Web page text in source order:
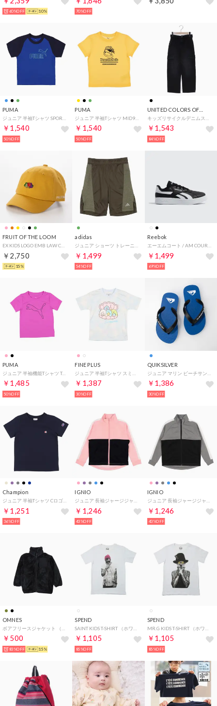
60%OFF 10% 70%OFF
PUMA
￥1,540
50%OFF
PUMA
￥1,540
50%OFF
￥1,543
84%OFF
FRUIT OF THE LOOM
￥2,750
15%
adidas
￥1,499
54%OFF
Reebok
￥1,499
69%OFF
PUMA
ジュニア 半袖機能Tシャツ TAD ESS キャットロゴ Tシャツ G_ 527192 （Pure Magenta）
￥1,485
50%OFF
FINE PLUS
￥1,387
30%OFF
QUIKSILVER
￥1,386
30%OFF
Champion
￥1,251
36%OFF
IGNIO
￥1,246
43%OFF
IGNIO
￥1,246
43%OFF
OMNES
￥500
83%OFF 15%
SPEND
￥1,105
85%OFF
SPEND
￥1,105
85%OFF